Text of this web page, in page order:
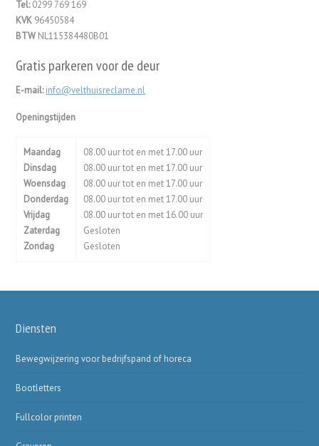
Tel:0299 769 169
KVK 96450584
BTW NL115384480B01
Gratis parkeren voor de deur
E-mail: info@velthuisreclame.nl
Openingstijden
Maandag
Dinsdag
Woensdag
Donderdag
Vrijdag
Zaterdag
Zondag
08.00 uur tot en met 17.00 uur
08.00 uur tot en met 17.00 uur
08.00 uur tot en met 17.00 uur
08.00 uur tot en met 17.00 uur
08.00 uur tot en met 16.00 uur
Gesloten
Gesloten
Diensten
Bewegwijzering voor bedrijfspand of horeca
Bootletters
Fullcolor printen